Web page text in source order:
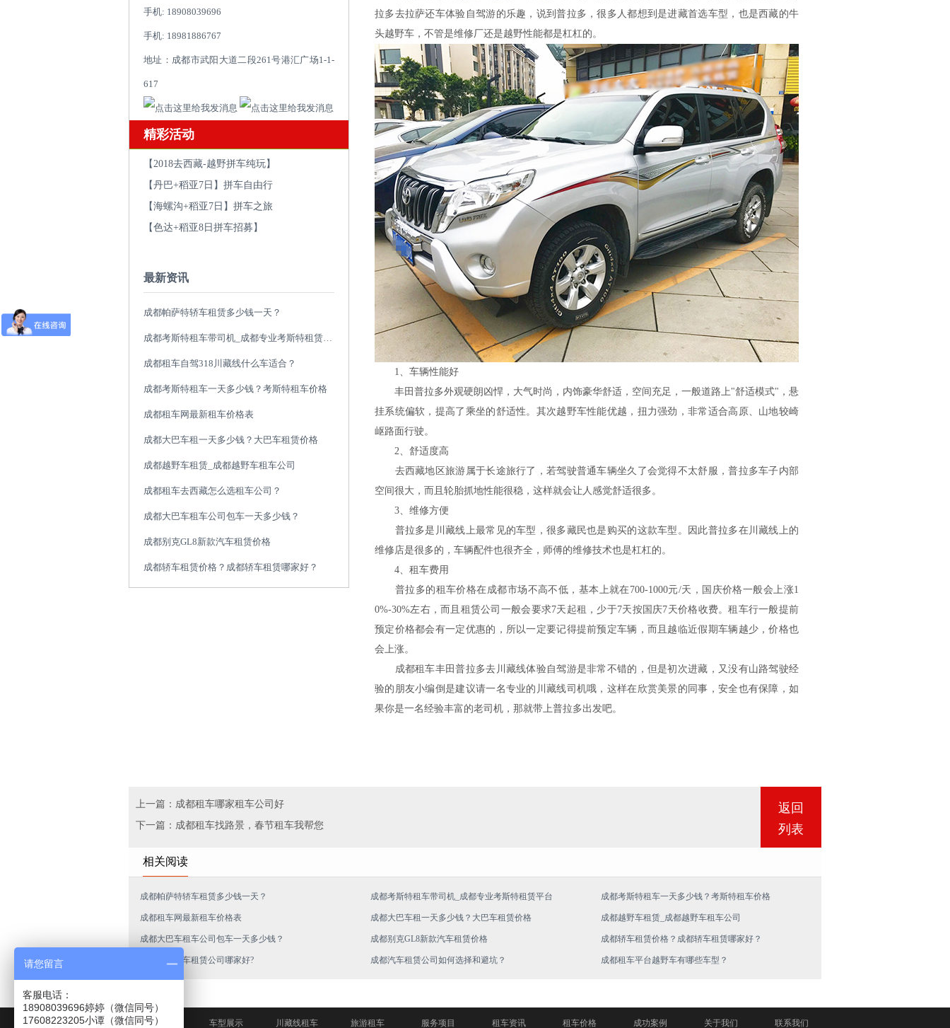
手机: 18908039696
手机: 18981886767
地址：成都市武阳大道二段261号港汇广场1-1-
617
精彩活动
【2018去西藏-越野拼车纯玩】
【丹巴+稻亚7日】拼车自由行
【海螺沟+稻亚7日】拼车之旅
【色达+稻亚8日拼车招募】
最新资讯
成都帕萨特轿车租赁多少钱一天？
成都考斯特租车带司机_成都专业考斯特租赁平台
成都租车自驾318川藏线什么车适合？
成都考斯特租车一天多少钱？考斯特租车价格
成都租车网最新租车价格表
成都大巴车租一天多少钱？大巴车租赁价格
成都越野车租赁_成都越野车租车公司
成都租车去西藏怎么选租车公司？
成都大巴车租车公司包车一天多少钱？
成都别克GL8新款汽车租赁价格
成都轿车租赁价格？成都轿车租赁哪家好？
拉多去拉萨还车体验自驾游的乐趣，说到普拉多，很多人都想到是进藏首选车型，也是西藏的牛
头越野车，不管是维修厂还是越野性能都是杠杠的。
1、车辆性能好
丰田普拉多外观硬朗凶悍，大气时尚，内饰豪华舒适，空间充足，一般道路上"舒适模式"，悬
挂系统偏软，提高了乘坐的舒适性。其次越野车性能优越，扭力强劲，非常适合高原、山地较崎
岖路面行驶。
2、舒适度高
去西藏地区旅游属于长途旅行了，若驾驶普通车辆坐久了会觉得不太舒服，普拉多车子内部
空间很大，而且轮胎抓地性能很稳，这样就会让人感觉舒适很多。
3、维修方便
普拉多是川藏线上最常见的车型，很多藏民也是购买的这款车型。因此普拉多在川藏线上的
维修店是很多的，车辆配件也很齐全，师傅的维修技术也是杠杠的。
4、租车费用
普拉多的租车价格在成都市场不高不低，基本上就在700-1000元/天，国庆价格一般会上涨1
0%-30%左右，而且租赁公司一般会要求7天起租，少于7天按国庆7天价格收费。租车行一般提前
预定价格都会有一定优惠的，所以一定要记得提前预定车辆，而且越临近假期车辆越少，价格也
会上涨。
成都租车丰田普拉多去川藏线体验自驾游是非常不错的，但是初次进藏，又没有山路驾驶经
验的朋友小编倒是建议请一名专业的川藏线司机哦，这样在欣赏美景的同事，安全也有保障，如
果你是一名经验丰富的老司机，那就带上普拉多出发吧。
上一篇：成都租车哪家租车公司好
下一篇：成都租车找路景，春节租车我帮您
返回
列表
相关阅读
成都帕萨特轿车租赁多少钱一天？ 成都考斯特租车带司机_成都专业考斯特租赁平台 成都考斯特租车一天多少钱？考斯特租车价格
成都租车网最新租车价格表 成都大巴车租一天多少钱？大巴车租赁价格 成都越野车租赁_成都越野车租车公司
成都大巴车租车公司包车一天多少钱？ 成都别克GL8新款汽车租赁价格 成都轿车租赁价格？成都轿车租赁哪家好？
成都商务汽车租赁公司哪家好? 成都汽车租赁公司如何选择和避坑？ 成都租车平台越野车有哪些车型？
网站首页 车型展示 川藏线租车 旅游租车 服务项目 租车资讯 租车价格 成功案例 关于我们 联系我们
请您留言
客服电话：
18908039696婷婷（微信同号）